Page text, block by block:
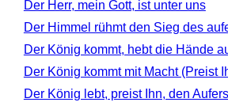
Der Herr, mein Gott, ist unter uns
Der Himmel rühmt den Sieg des
Der König kommt, hebt die Hände
Der König kommt mit Macht (Preist
Der König lebt, preist Ihn, den